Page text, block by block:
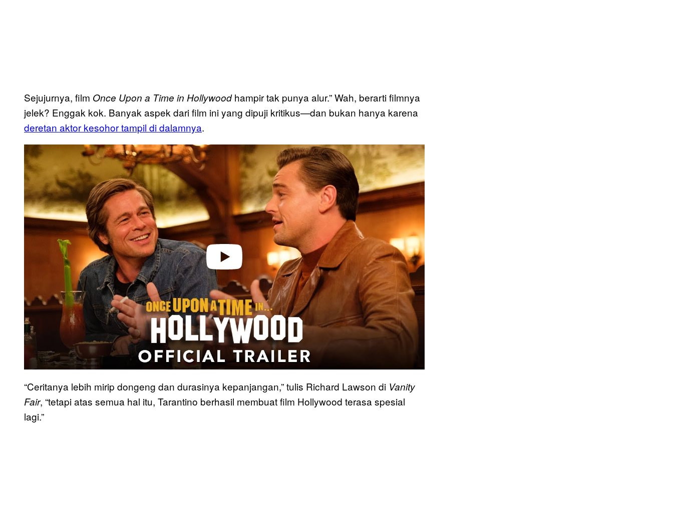
Sejujurnya, film Once Upon a Time in Hollywoodhampir tak punya alur.” Wah, berarti filmnya
jelek? Enggak kok. Banyak aspek dari film ini yang dipuji kritikus—dan bukan hanya karena
deretan aktor kesohor tampil di dalamnya.
a
y
e
o
“Ceritanya lebih mirip dongeng dan durasinya kepanjangan,” tulis Richard Lawson di Vanity
Fair, “tetapi atas semua hal itu, Tarantino berhasil membuat film Hollywood terasa spesial
lagi.”